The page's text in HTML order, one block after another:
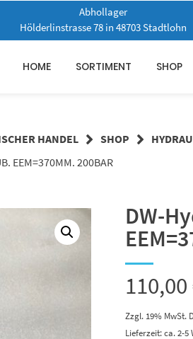
Abhollager
Hölderlinstrasse 78 in 48703 Stadtlohn
HOME SORTIMENT SHOP
HANDEL SHOP
EEM=370MM. 200BAR
DW-
110,00
Zzgl. 19% MwSt.
Lieferzeit: ca. 2-5